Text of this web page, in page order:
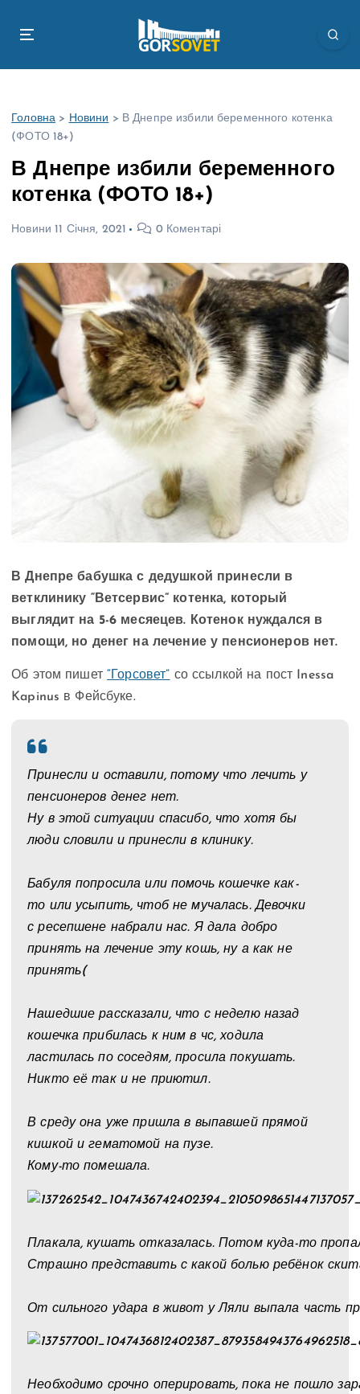
Головна > Новини > В Днепре избили беременного котенка
(ФОТО 18+)
В Днепре избили беременного
котенка (ФОТО 18+)
Новини 11 Січня, 2021 0 Коментарі
В Днепре бабушка с дедушкой принесли в
ветклинику “Ветсервис” котенка, который
выглядит на 5-6 месяецев. Котенок нуждался в
помощи, но денег на лечение у пенсионеров нет.
Об этом пишет“Горсовет” со ссылкой на пост Inessa
Kapinus в Фейсбуке.
Принесли и оставили, потому что лечить у
пенсионеров денег нет.
Ну в этой ситуации спасибо, что хотя бы
люди словили и принесли в клинику.
Бабуля попросила или помочь кошечке как-
то или усыпить, чтоб не мучалась. Девочки
с ресепшене набрали нас. Я дала добро
принять на лечение эту кошь, ну а как не
принять(
Нашедшие рассказали, что с неделю назад
кошечка прибилась к ним в чс, ходила
ластилась по соседям, просила покушать.
Никто её так и не приютил.
В среду она уже пришла в выпавшей прямой
кишкой и гематомой на пузе.
Кому-то помешала.
Плакала, кушать отказалась. Потом куда-то
Страшно представить с какой болью ребёнок
От сильного удара в живот у Ляли выпала часть
Необходимо срочно оперировать, пока не пошло